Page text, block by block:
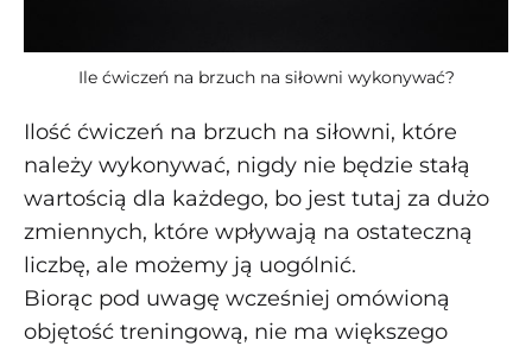
Ile ćwiczeń na brzuch na siłowni wykonywać?
Ilość ćwiczeń na brzuch na siłowni, które
należy wykonywać, nigdy nie będzie stałą
wartością dla każdego, bo jest tutaj za dużo
zmiennych, które wpływają na ostateczną
liczbę, ale możemy ją uogólnić.
Biorąc pod uwagę wcześniej omówioną
objętość treningową, nie ma większego